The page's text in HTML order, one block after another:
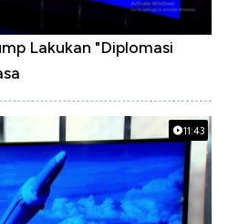
Lakukan "Diplomasi
11:43